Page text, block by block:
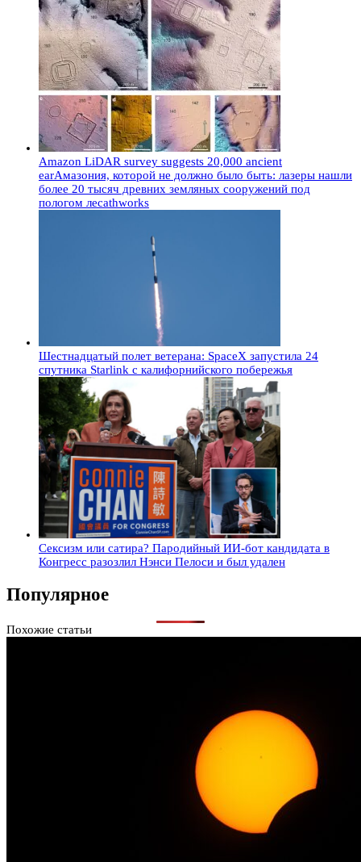
Amazon LiDAR survey suggests 20,000 ancient
earАмазония, которой не должно было быть: лазеры нашли
более 20 тысяч древних земляных сооружений под
пологом лесаthworks
Шестнадцатый полет ветерана: SpaceX запустила 24
спутника Starlink с калифорнийского побережья
Сексизм или сатира? Пародийный ИИ-бот кандидата в
Конгресс разозлил Нэнси Пелоси и был удален
Популярное
Похожие статьи